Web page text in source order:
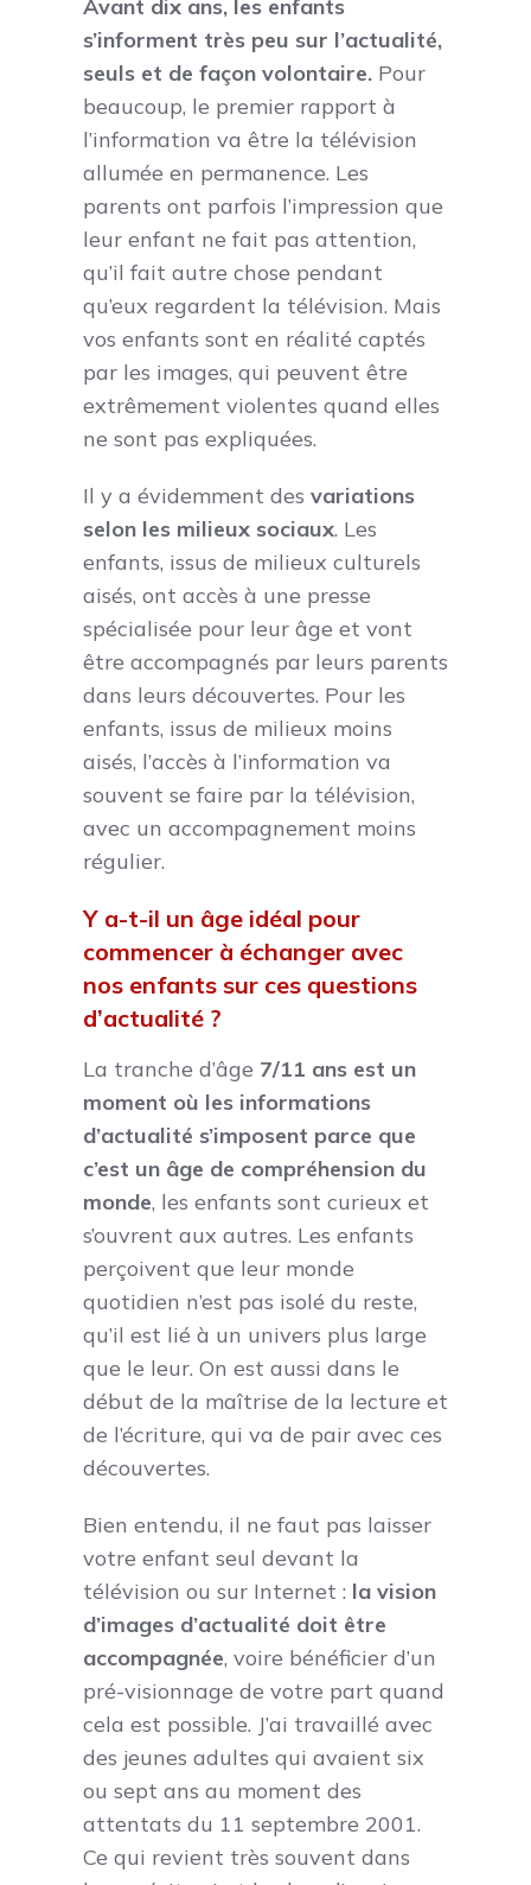
Avant dix ans, les enfants
s’informent très peu sur l’actualité,
seuls et de façon volontaire. Pour
beaucoup, le premier rapport à
l’information va être la télévision
allumée en permanence. Les
parents ont parfois l’impression que
leur enfant ne fait pas attention,
qu’il fait autre chose pendant
qu’eux regardent la télévision. Mais
vos enfants sont en réalité captés
par les images, qui peuvent être
extrêmement violentes quand elles
ne sont pas expliquées.
Il y a évidemment des variations
selon les milieux sociaux. Les
enfants, issus de milieux culturels
aisés, ont accès à une presse
spécialisée pour leur âge et vont
être accompagnés par leurs parents
dans leurs découvertes. Pour les
enfants, issus de milieux moins
aisés, l’accès à l’information va
souvent se faire par la télévision,
avec un accompagnement moins
régulier.
Y a-t-il un âge idéal pour
commencer à échanger avec
nos enfants sur ces questions
d’actualité ?
La tranche d’âge 7/11 ans est un
moment où les informations
d’actualité s’imposent parce que
c’est un âge de compréhension du
monde, les enfants sont curieux et
s’ouvrent aux autres. Les enfants
perçoivent que leur monde
quotidien n’est pas isolé du reste,
qu’il est lié à un univers plus large
que le leur. On est aussi dans le
début de la maîtrise de la lecture et
de l’écriture, qui va de pair avec ces
découvertes.
Bien entendu, il ne faut pas laisser
votre enfant seul devant la
télévision ou sur Internet : la vision
d’images d’actualité doit être
accompagnée, voire bénéficier d’un
pré-visionnage de votre part quand
cela est possible. J’ai travaillé avec
des jeunes adultes qui avaient six
ou sept ans au moment des
attentats du 11 septembre 2001.
Ce qui revient très souvent dans